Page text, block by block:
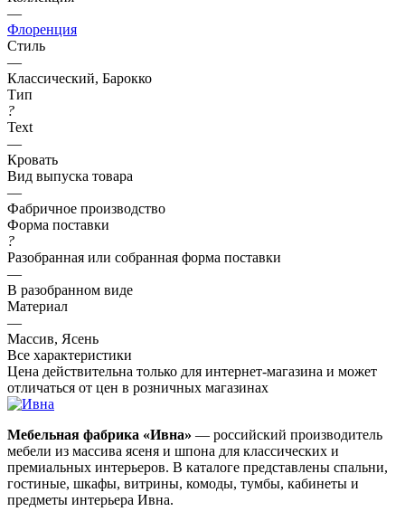
—
Флоренция
Стиль
—
Классический, Барокко
Тип
?
Text
—
Кровать
Вид выпуска товара
—
Фабричное производство
Форма поставки
?
Разобранная или собранная форма поставки
—
В разобранном виде
Материал
—
Массив, Ясень
Все характеристики
Цена действительна только для интернет-магазина и может
отличаться от цен в розничных магазинах
Мебельная фабрика «Ивна» — российский производитель
мебели из массива ясеня и шпона для классических и
премиальных интерьеров. В каталоге представлены спальни,
гостиные, шкафы, витрины, комоды, тумбы, кабинеты и
предметы интерьера Ивна.